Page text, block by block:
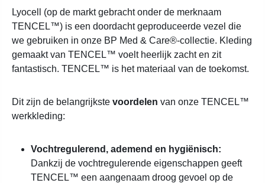
Lyocell (op de markt gebracht onder de merknaam
TENCEL™) is een doordacht geproduceerde vezel die
we gebruiken in onze BP Med & Care®-collectie. Kleding
gemaakt van TENCEL™ voelt heerlijk zacht en zit
fantastisch. TENCEL™ is het materiaal van de toekomst.
Dit zijn de belangrijkste voordelen van onze TENCEL™
werkkleding:
Vochtregulerend, ademend en hygiënisch:
Dankzij de vochtregulerende eigenschappen geeft
TENCEL™ een aangenaam droog gevoel op de